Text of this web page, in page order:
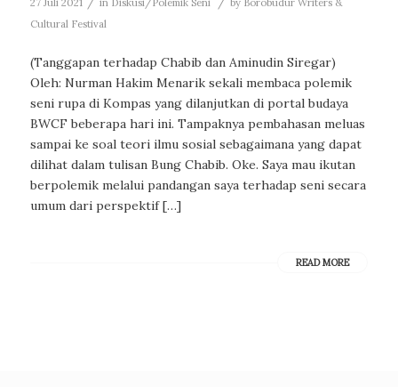
27 Juli 2021 in Diskusi/Polemik Seni by Borobudur Writers &
Cultural Festival
(Tanggapan terhadap Chabib dan Aminudin Siregar)
Oleh: Nurman Hakim Menarik sekali membaca polemik
seni rupa di Kompas yang dilanjutkan di portal budaya
BWCF beberapa hari ini. Tampaknya pembahasan meluas
sampai ke soal teori ilmu sosial sebagaimana yang dapat
dilihat dalam tulisan Bung Chabib. Oke. Saya mau ikutan
berpolemik melalui pandangan saya terhadap seni secara
umum dari perspektif […]
READ MORE